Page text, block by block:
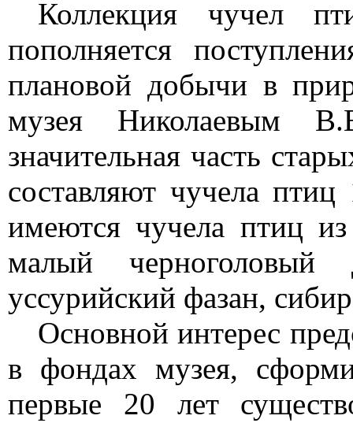
Коллекция чучел
пополняется
плановой добычи в
музея Николаевым
значительная часть
составляют чучела
имеются чучела птиц из
малый черноголовый
уссурийский фазан,
Основной интерес
в фондах музея,
первые 20 лет